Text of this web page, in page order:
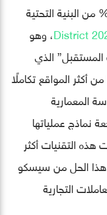
الحدث، سيتم إعادة توظيف 80% من البنية التحتية
، وهو
الذي
المواقع تكاملًا
المعمارية
نماذج عملياتها
هذه التقنيات أكثر
الحل من سيسكو
التجارية